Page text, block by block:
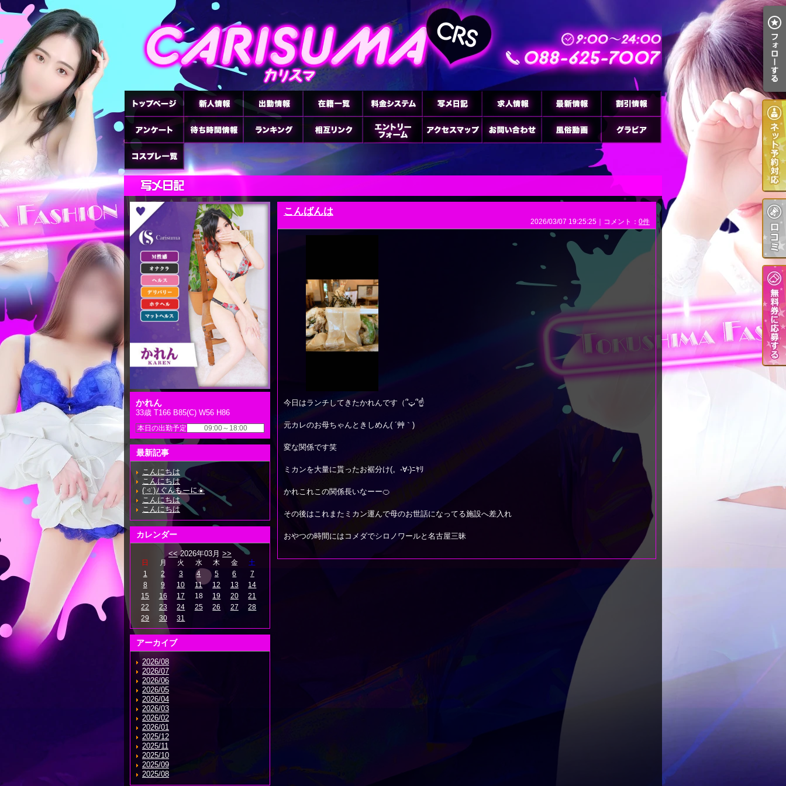
かれん
33歳 T166 B85(C) W56 H86
本日の出勤予定 09:00～18:00
最新記事
こんにちは
こんにちは
(˙◁˙)ﾉぐんもーに☀️
こんにちは
こんにちは
カレンダー
<< 2026年03月 >>
日 月 火 水 木 金
土
1
2 3 4 5 6
7
8
9 10 11 12 13
14
15
16 17 18 19 20
21
22
23 24 25 26 27
28
29
30 31
アーカイブ
2026/08
2026/07
2026/06
2026/05
2026/04
2026/03
2026/02
2026/01
2025/12
2025/11
2025/10
2025/09
2025/08
こんばんは
2026/03/07 19:25:25｜コメント： 0件
今日はランチしてきたかれんです（՞ټ՞☝
元カレのお母ちゃんときしめん( ´艸｀)
変な関係です笑
ミカンを大量に貰ったお裾分け(。-∀-)ﾆﾔﾘ
かれこれこの関係長いなーー🍊
その後はこれまたミカン運んで母のお世話になってる施設へ差入れ
おやつの時間にはコメダでシロノワールと名古屋三昧